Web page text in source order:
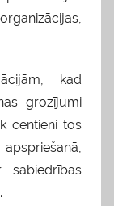
kad
grozījumi
centieni tos